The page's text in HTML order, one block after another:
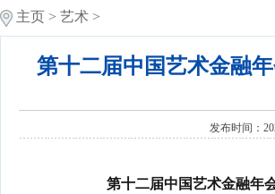
主页 > 艺术 >
第十二届中国艺术金融
发布时间：
第十二届中国艺术金融年